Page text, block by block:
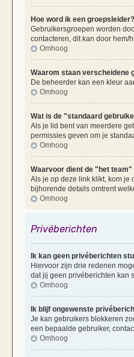
Hoe word ik een groepsleider?
Gebruikersgroepen worden
contacteren, dit kan door hem/
Omhoog
Waarom staan verscheidene
De beheerder kan een kleur
Omhoog
Wat is de "standaard
Als je lid bent van meerdere
permissies geven om je
Omhoog
Waarvoor dient de "het team"
Als je op deze link klikt, kom je
bijhorende details omtrent
Omhoog
Privéberichten
Ik kan geen privéberichten
Hiervoor zijn drie redenen
dat jij geen privéberichten kan
Omhoog
Ik blijf ongewenste
Je kan gebruikers blokkeren
een bepaalde gebruiker,
Omhoog